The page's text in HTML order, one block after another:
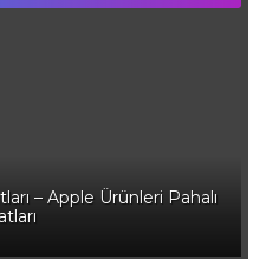
– Apple Ürünleri Pahalı